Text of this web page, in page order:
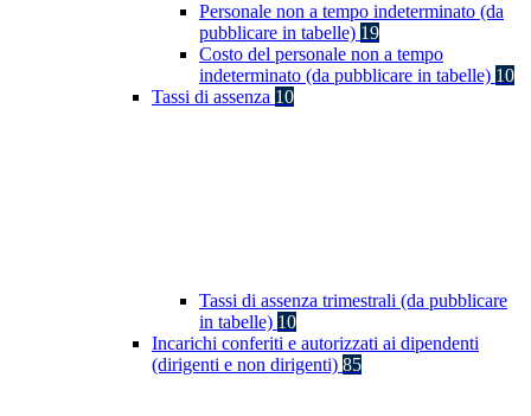
Personale non a tempo indeterminato (da
pubblicare in tabelle) 19
Costo del personale non a tempo
indeterminato (da pubblicare in tabelle) 10
Tassi di assenza 10
Tassi di assenza trimestrali (da pubblicare
in tabelle) 10
Incarichi conferiti e autorizzati ai dipendenti
(dirigenti e non dirigenti) 85